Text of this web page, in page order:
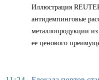
Иллюстрация
антидемпинговые
металлопродукции из
ее ценового